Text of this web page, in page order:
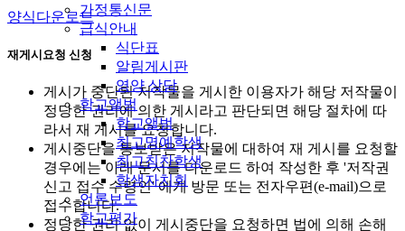
가정통신문
급식안내
식단표
알림게시판
영양 상담
학교앨범
학교앨범
최고명예학생
최고칭찬학생
학생자치회
언론보도
학교평가
양식다운로드
재게시요청 신청
게시가 중단된 저작물을 게시한 이용자가 해당 저작물이
정당한 권리에 의한 게시라고 판단되면 해당 절차에 따
라서 재 게시를 요청합니다.
게시중단을 통보받은 저작물에 대하여 재 게시를 요청할
경우에는 아래 문서를 다운로드 하여 작성한 후 '저작권
신고 접수 수령인' 에게 방문 또는 전자우편(e-mail)으로
접수합니다.
정당한 권리 없이 게시중단을 요청하면 법에 의해 손해